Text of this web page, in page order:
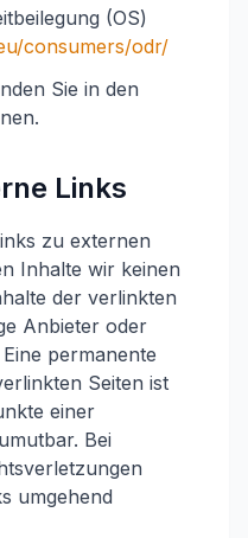
(OS)
consumers/odr/
Sie in den
Links
zu externen
Inhalte wir keinen
der verlinkten
Anbieter oder
permanente
Seiten ist
einer
Bei
umgehend